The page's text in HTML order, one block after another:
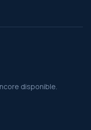
disponible.